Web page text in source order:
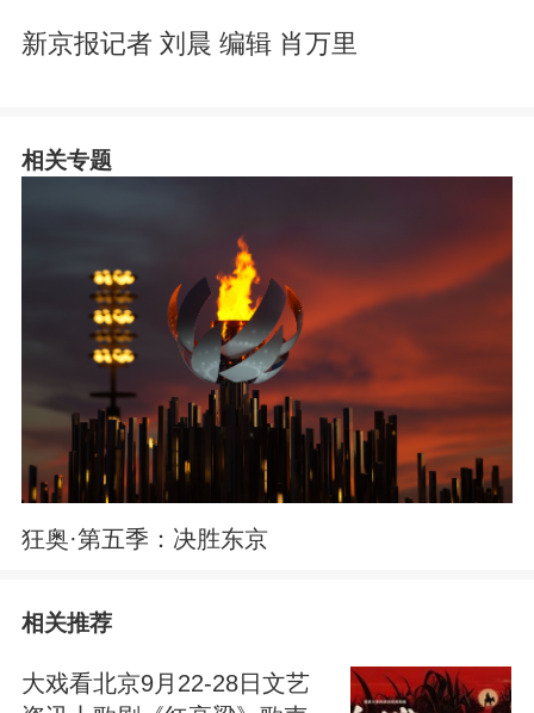
新京报记者 刘晨 编辑 肖万里
相关专题
狂奥·第五季：决胜东京
相关推荐
大戏看北京9月22-28日文艺